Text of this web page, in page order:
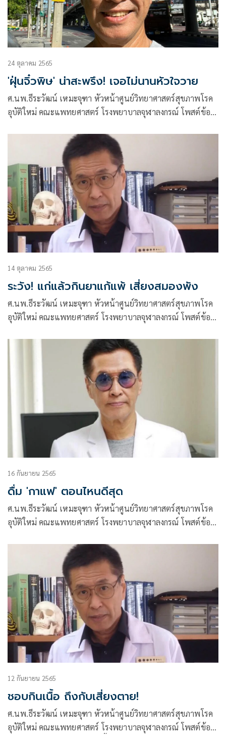
24 ตุลาคม 2565
'ฝุ่นจิ๋วพิษ' น่าสะพรึง! เจอไม่นานหัวใจวาย
ศ.นพ.ธีระวัฒน์ เหมะจุฑา หัวหน้าศูนย์วิทยาศาสตร์สุขภาพโรค
อุบัติใหม่ คณะแพทยศาสตร์ โรงพยาบาลจุฬาลงกรณ์ โพสต์ข้อ
14 ตุลาคม 2565
ระวัง! แก่แล้วกินยาแก้แพ้ เสี่ยงสมองพัง
ศ.นพ.ธีระวัฒน์ เหมะจุฑา หัวหน้าศูนย์วิทยาศาสตร์สุขภาพโรค
อุบัติใหม่ คณะแพทยศาสตร์ โรงพยาบาลจุฬาลงกรณ์ โพสต์ข้อ
16 กันยายน 2565
ดื่ม 'กาแฟ' ตอนไหนดีสุด
ศ.นพ.ธีระวัฒน์ เหมะจุฑา หัวหน้าศูนย์วิทยาศาสตร์สุขภาพโรค
อุบัติใหม่ คณะแพทยศาสตร์ โรงพยาบาลจุฬาลงกรณ์ โพสต์ข้อ
12 กันยายน 2565
ชอบกินเนื้อ ถึงกับเสี่ยงตาย!
ศ.นพ.ธีระวัฒน์ เหมะจุฑา หัวหน้าศูนย์วิทยาศาสตร์สุขภาพโรค
อุบัติใหม่ คณะแพทยศาสตร์ โรงพยาบาลจุฬาลงกรณ์ โพสต์ข้อ